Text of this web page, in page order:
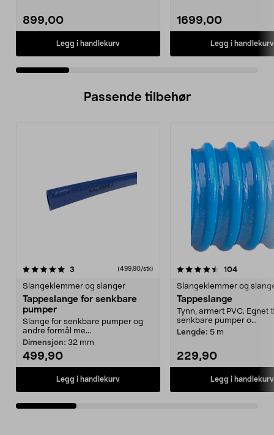
899,00
Legg i handlekurv
1699,00
Legg i handlekurv
Passende tilbehør
3 (499,90/stk)
Slangeklemmer og slanger
Tappeslange for senkbare
pumper
Slange for senkbare pumper og
andre formål me...
Dimensjon: 32 mm
499,90
Legg i handlekurv
4.5av 5 stjerner 104
Slangeklemmer og
Tappeslange
Tynn, armert PVC. Egnet
senkbare pumper o...
Lengde: 5 m
229,90
Legg i handlekurv
4.5av 5 stjerner